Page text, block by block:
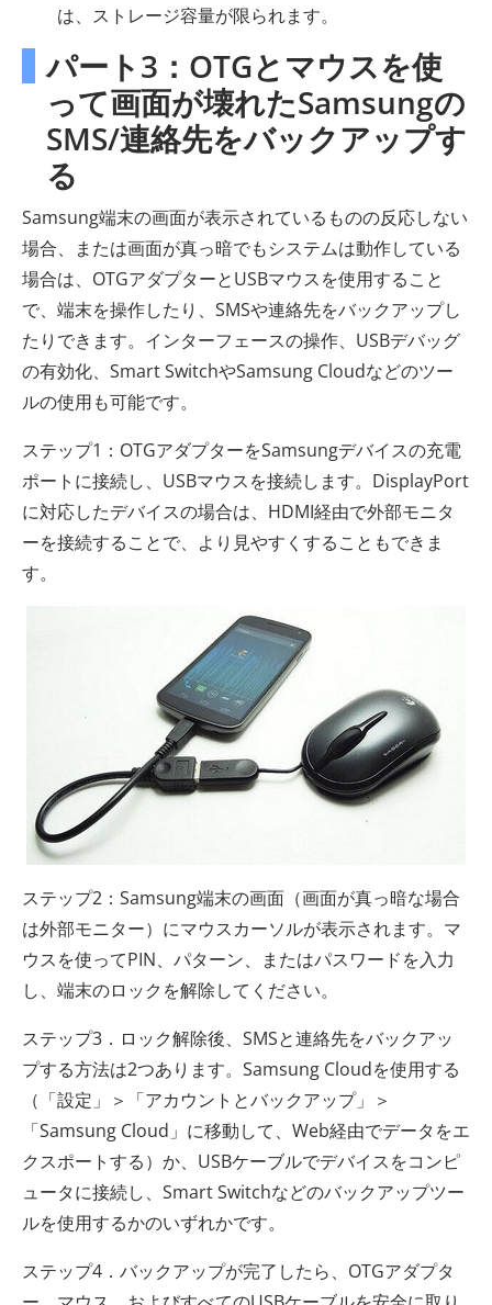
は、ストレージ容量が限られます。
パート3：OTGとマウスを使
って画面が壊れたSamsungの
SMS/連絡先をバックアップす
る
Samsung端末の画面が表示されているものの反応しない
場合、または画面が真っ暗でもシステムは動作している
場合は、OTGアダプターとUSBマウスを使用すること
で、端末を操作したり、SMSや連絡先をバックアップし
たりできます。インターフェースの操作、USBデバッグ
の有効化、Smart SwitchやSamsung Cloudなどのツー
ルの使用も可能です。
ステップ1：OTGアダプターをSamsungデバイスの充電
ポートに接続し、USBマウスを接続します。DisplayPort
に対応したデバイスの場合は、HDMI経由で外部モニタ
ーを接続することで、より見やすくすることもできま
す。
ステップ2：Samsung端末の画面（画面が真っ暗な場合
は外部モニター）にマウスカーソルが表示されます。マ
ウスを使ってPIN、パターン、またはパスワードを入力
し、端末のロックを解除してください。
ステップ3．ロック解除後、SMSと連絡先をバックアッ
プする方法は2つあります。Samsung Cloudを使用する
（「設定」＞「アカウントとバックアップ」＞
「Samsung Cloud」に移動して、Web経由でデータをエ
クスポートする）か、USBケーブルでデバイスをコンピ
ュータに接続し、Smart Switchなどのバックアップツー
ルを使用するかのいずれかです。
ステップ4．バックアップが完了したら、OTGアダプタ